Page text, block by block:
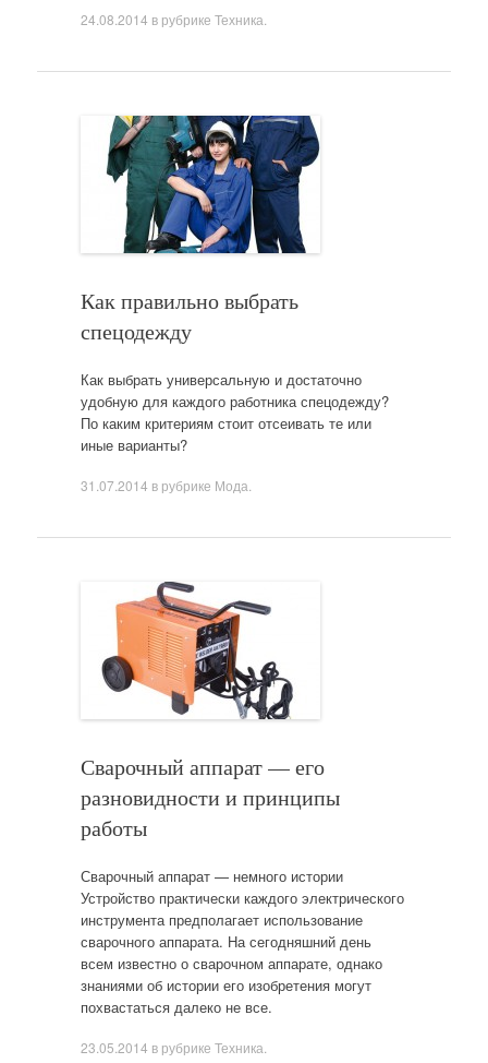
24.08.2014 в рубрике Техника
Как правильно выбрать
спецодежду
Как выбрать универсальную и достаточно
удобную для каждого работника спецодежду?
По каким критериям стоит отсеивать те или
иные варианты?
31.07.2014 в рубрике Мода
Сварочный аппарат — его
разновидности и принципы
работы
Сварочный аппарат — немного истории
Устройство практически каждого электрического
инструмента предполагает использование
сварочного аппарата. На сегодняшний день
всем известно о сварочном аппарате, однако
знаниями об истории его изобретения могут
похвастаться далеко не все.
23.05.2014 в рубрике Техника